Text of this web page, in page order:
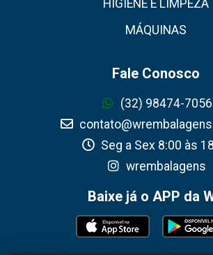
HIGIENE E LIMPEZA
MÁQUINAS
Fale Conosco
(32) 98474-7056
Seg a Sex 8:00 às
wrembalagens
Baixe já o APP da